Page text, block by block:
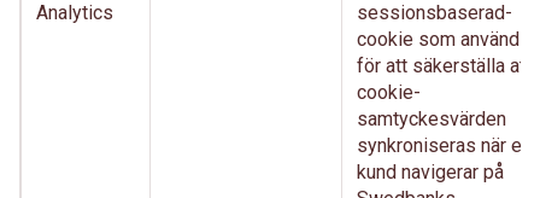
Analytics
sessionsbaserad-
cookie som används
för att säkerställa att
cookie-
samtyckesvärden
synkroniseras när en
kund navigerar på